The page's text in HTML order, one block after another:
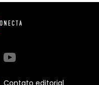
GitHub
Contato editorial